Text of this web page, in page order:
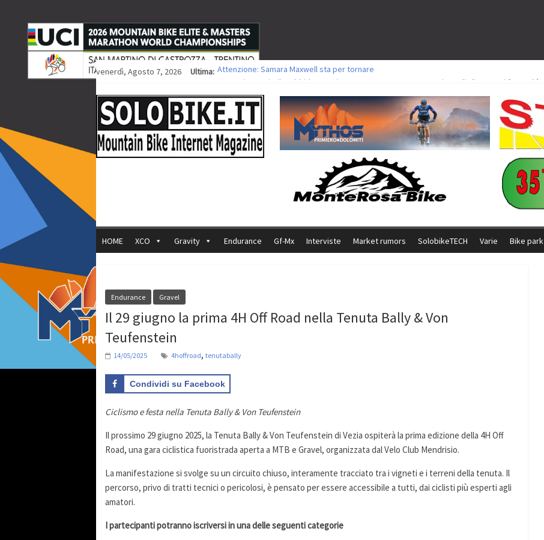
venerdì, Agosto 7, 2026 Ultima: Attenzione: Samara Maxwell sta per tornare
Europei XCO: vittorie per Ghibaudo, Grossmann e Gallis. Signorelli 5^ la migliore tra gli italiani
35ª Marathon Bike della Brianza: l’ultima sfida agonistica di una leggendaria storia
Europei MTB: il Team Relay firma il secondo argento azzurro a Monteceneri
HOME XCO Gravity Endurance Gf-Mx Interviste Market rumors SolobikeTECH Varie Bike park
Endurance Gravel
Il 29 giugno la prima 4H Off Road nella Tenuta Bally & Von
Teufenstein
14/05/2025 4hoffroad, tenutabally
Condividi su Facebook
Ciclismo e festa nella Tenuta Bally & Von Teufenstein
Il prossimo 29 giugno 2025, la Tenuta Bally & Von Teufenstein di Vezia ospiterà la prima edizione della 4H Off
Road, una gara ciclistica fuoristrada aperta a MTB e Gravel, organizzata dal Velo Club Mendrisio.
La manifestazione si svolge su un circuito chiuso, interamente tracciato tra i vigneti e i terreni della tenuta. Il
percorso, privo di tratti tecnici o pericolosi, è pensato per essere accessibile a tutti, dai ciclisti più esperti agli
amatori.
I partecipanti potranno iscriversi in una delle seguenti categorie